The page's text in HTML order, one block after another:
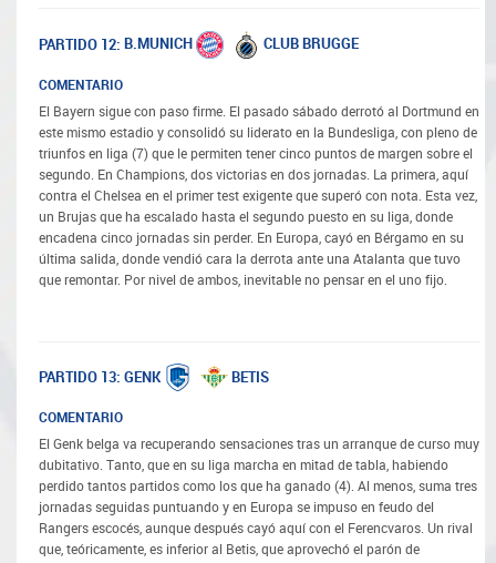
PARTIDO 12: B.MUNICH CLUB BRUGGE
COMENTARIO
El Bayern sigue con paso firme. El pasado sábado derrotó al Dortmund en
este mismo estadio y consolidó su liderato en la Bundesliga, con pleno de
triunfos en liga (7) que le permiten tener cinco puntos de margen sobre el
segundo. En Champions, dos victorias en dos jornadas. La primera, aquí
contra el Chelsea en el primer test exigente que superó con nota. Esta vez,
un Brujas que ha escalado hasta el segundo puesto en su liga, donde
encadena cinco jornadas sin perder. En Europa, cayó en Bérgamo en su
última salida, donde vendió cara la derrota ante una Atalanta que tuvo
que remontar. Por nivel de ambos, inevitable no pensar en el uno fijo.
PARTIDO 13: GENK BETIS
COMENTARIO
El Genk belga va recuperando sensaciones tras un arranque de curso muy
dubitativo. Tanto, que en su liga marcha en mitad de tabla, habiendo
perdido tantos partidos como los que ha ganado (4). Al menos, suma tres
jornadas seguidas puntuando y en Europa se impuso en feudo del
Rangers escocés, aunque después cayó aquí con el Ferencvaros. Un rival
que, teóricamente, es inferior al Betis, que aprovechó el parón de